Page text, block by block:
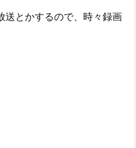
送とかするので、時々録画